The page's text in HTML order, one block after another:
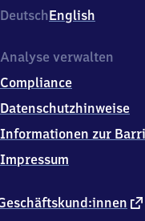
Willy-
Brandt-
5,
9
1
5
Heidelberg
DeutschEnglish
Analyse verwalten
Compliance
Datenschutzhinweise
Informationen zur
Impressum